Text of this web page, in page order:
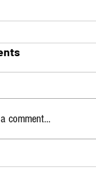
comment...